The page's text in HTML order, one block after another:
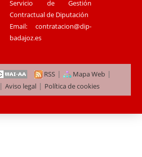
Servicio de Gestión
Contractual de Diputación
Email:contratacion@dip-
badajoz.es
RSS | Mapa Web |
| Aviso legal| Política de cookies